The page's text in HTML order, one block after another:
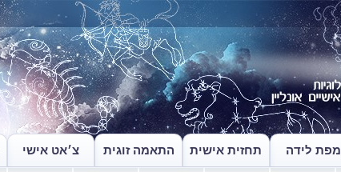
מפת לידה תחזית אישית התאמה זוגית צ׳אט אישי